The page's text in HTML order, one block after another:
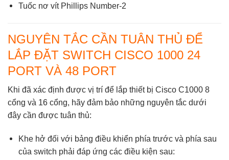
Tuốc nơ vít Phillips Number-2
NGUYÊN TẮC CẦN TUÂN THỦ ĐỂ
LẮP ĐẶT SWITCH CISCO 1000 24
PORT VÀ 48 PORT
Khi đã xác định được vị trí để lắp thiết bị Cisco C1000 8
cổng và 16 cổng, hãy đảm bảo những nguyên tắc dưới
đây cần được tuân thủ:
Khe hở đối với bảng điều khiển phía trước và phía sau
của switch phải đáp ứng các điều kiện sau: